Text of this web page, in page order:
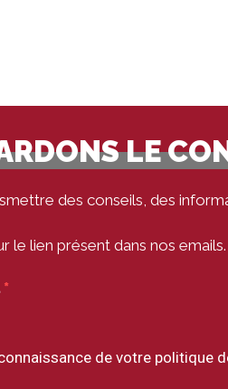
LE
des conseils, des
le lien présent dans nos emails.
de votre politique